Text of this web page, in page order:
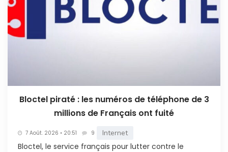
Bloctel piraté : les numéros de téléphone de 3
millions de Français ont fuité
7 Août. 2026 • 20:51 9 Internet
Bloctel, le service français pour lutter contre le